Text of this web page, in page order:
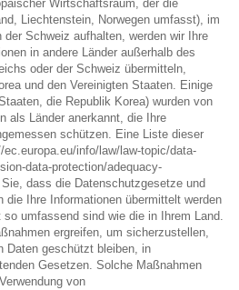
Wirtschaftsraum, der die
Liechtenstein, Norwegen umfasst), im
der Schweiz aufhalten, werden wir Ihre
in andere Länder außerhalb des
oder der Schweiz übermitteln,
und den Vereinigten Staaten. Einige
die Republik Korea) wurden von
als Länder anerkannt, die Ihre
schützen. Eine Liste dieser
info/law/law-topic/data-
data-protection/adequacy-
dass die Datenschutzgesetze und
die Ihre Informationen übermittelt werden
umfassend sind wie die in Ihrem Land.
ergreifen, um sicherzustellen,
Daten geschützt bleiben, in
Gesetzen. Solche Maßnahmen
von